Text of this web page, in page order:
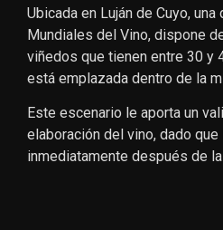
Ubicada en Luján de Cuyo,
Mundiales del Vino, dispone
viñedos que tienen entre 30 y
está emplazada dentro de la
Este escenario le aporta un
elaboración del vino, dado
inmediatamente después de